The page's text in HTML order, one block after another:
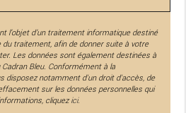
l’objet d’un traitement informatique destiné
du traitement, afin de donner suite à votre
Les données sont également destinées à
Bleu. Conformément à la
disposez notamment d'un droit d'accès, de
sur les données personnelles qui
cliquez ici.